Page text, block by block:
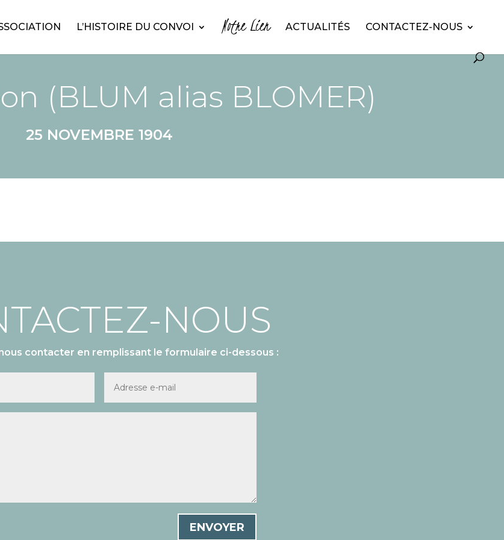
L’HISTOIRE DU CONVOI Notre Lien ACTUALITÉS CONTACTEZ-NOUS
(BLUM alias BLOMER)
25 NOVEMBRE 1904
NOUS
contacter en remplissant le formulaire ci-dessous :
ENVOYER